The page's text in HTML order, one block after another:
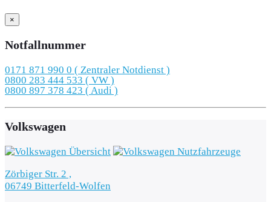
×
Notfallnummer
0171 871 990 0 ( Zentraler Notdienst )
0800 283 444 533 ( VW )
0800 897 378 423 ( Audi )
Volkswagen
Zörbiger Str. 2 ,
06749 Bitterfeld-Wolfen